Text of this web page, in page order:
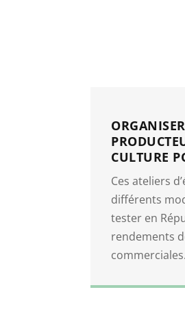
CULTURE
Ces ateliers
différents
tester en
rendements
commerciales.